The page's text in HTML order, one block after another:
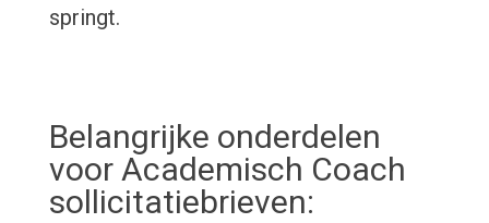
springt.
Belangrijke onderdelen
voor Academisch Coach
sollicitatiebrieven: